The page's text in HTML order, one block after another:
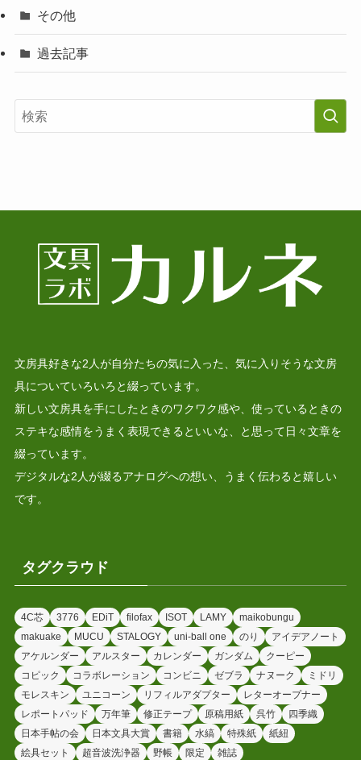
その他
過去記事
文房具好きな2人が自分たちの気に入った、気に入りそうな文房
具についていろいろと綴っています。
新しい文房具を手にしたときのワクワク感や、使っているときの
ステキな感情をうまく表現できるといいな、と思って日々文章を
綴っています。
デジタルな2人が綴るアナログへの想い、うまく伝わると嬉しい
です。
タグクラウド
4C芯 3776 EDiT filofax ISOT LAMY
maikobungu
makuake
MUCU STALOGY uni-ball one のり
アイデアノート
アケルンダー
アルスター カレンダー ガンダム
クーピー
コピック
コラボレーション コンビニ ゼブラ ナヌーク
ミドリ
モレスキン
ユニコーン リフィルアダプター
レターオープナー
レポートパッド
万年筆 修正テープ 原稿用紙 呉竹
四季織
日本手帖の会
日本文具大賞 書籍 水縞 特殊紙
紙紐
絵具セット
超音波洗浄器 野帳 限定 雑誌